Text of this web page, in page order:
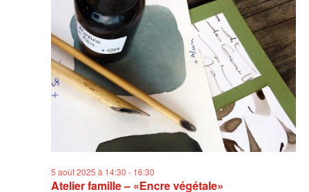
Atelier famille – «Encre végétale»
5 août 2025 à 14:30 - 16:30